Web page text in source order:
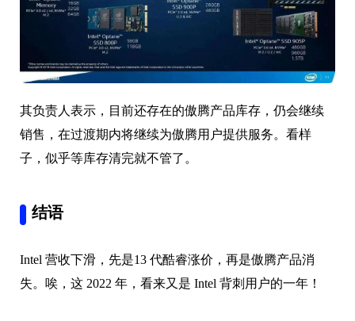
其负责人表示，目前还存在的傲腾产品库存，仍会继续
销售，在过渡期内将继续为傲腾用户提供服务。看样
子，似乎等库存清完就不管了。
结语
Intel 营收下滑，先是13 代酷睿涨价，再是傲腾产品消
失。唉，这 2022 年，看来又是 Intel 背刺用户的一年！